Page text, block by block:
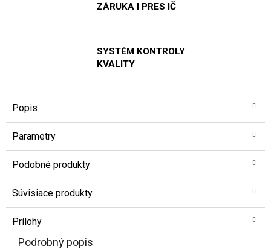
ZÁRUKA I PRES IČ
SYSTÉM KONTROLY
KVALITY
Popis
Parametry
Podobné produkty
Súvisiace produkty
Prílohy
Podrobný popis